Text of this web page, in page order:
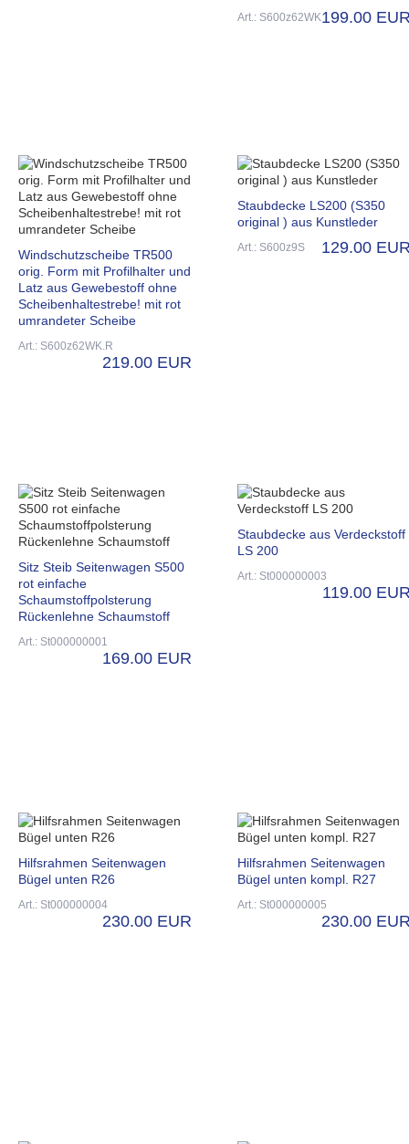
Art.: S600z62WK199.00
Windschutzscheibe TR500
orig. Form mit Profilhalter und
Latz aus Gewebestoff ohne
Scheibenhaltestrebe! mit rot
umrandeter Scheibe
Art.: S600z62WK.R
219.00 EUR
Staubdecke LS200 (S350
original ) aus Kunstleder
Art.: S600z9S 129.00
Sitz Steib Seitenwagen S500
rot einfache
Schaumstoffpolsterung
Rückenlehne Schaumstoff
Art.: St000000001
169.00 EUR
Staubdecke aus Verdeckstoff
LS 200
Art.: St000000003
119.00
Hilfsrahmen Seitenwagen
Bügel unten R26
Art.: St000000004
230.00 EUR
Hilfsrahmen Seitenwagen
Bügel unten kompl. R27
Art.: St000000005
230.00